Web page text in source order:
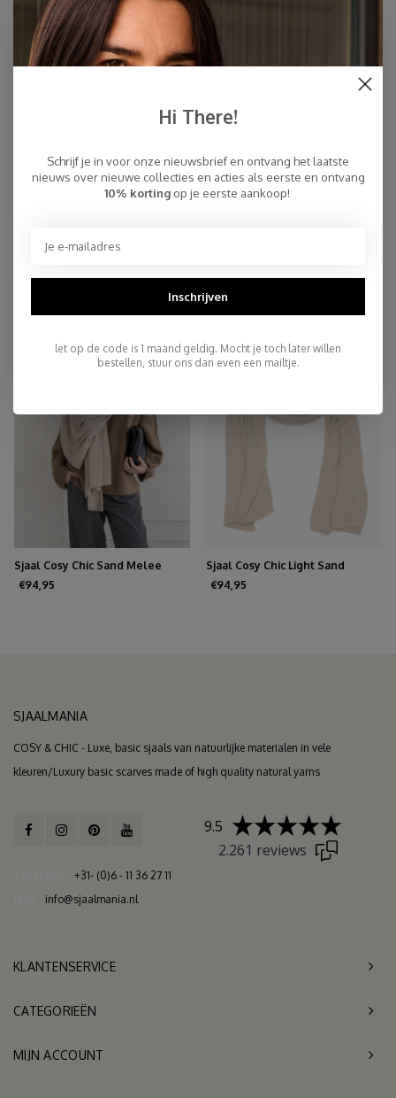
190 x 60 cm
Inner-Mongolië
Dry Clean
Gratis Verzending binnen NL, ook ophalen Post NL locatie
Top Reviews 9.4
You may also like
Sjaal Cosy Chic Sand Melee
€94,95
Sjaal Cosy Chic Light Sand
€94,95
SJAALMANIA
COSY & CHIC - Luxe, basic sjaals van natuurlijke materialen in vele
kleuren/Luxury basic scarves made of high quality natural yarns
+31- (0)6 - 11 36 27 11
info@sjaalmania.nl
9.5
2.261 reviews
KLANTENSERVICE
CATEGORIEËN
MIJN ACCOUNT
Hi There!
Schrijf je in voor onze nieuwsbrief en ontvang het laatste
nieuws over nieuwe collecties en acties als eerste en ontvang
10% korting op je eerste aankoop!
Inschrijven
let op de code is 1 maand geldig. Mocht je toch later willen
bestellen, stuur ons dan even een mailtje.